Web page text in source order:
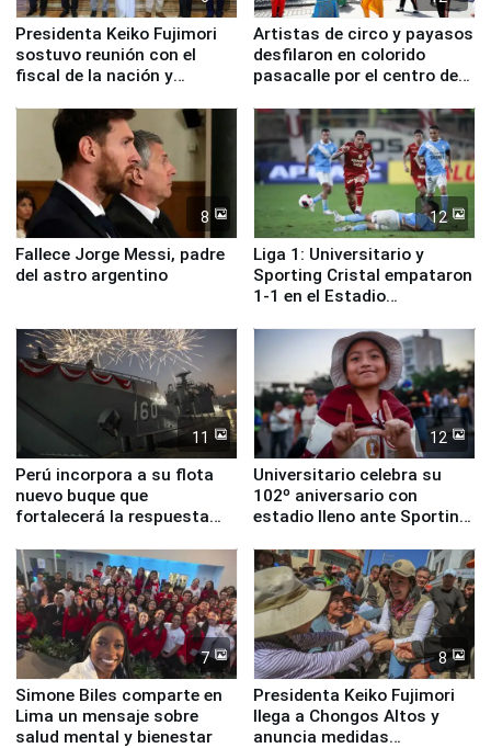
Presidenta Keiko Fujimori
sostuvo reunión con el
fiscal de la nación y
Artistas de circo y payasos
desfilaron en colorido
pasacalle por el centro de
8
Fallece Jorge Messi, padre
del astro argentino
12
Liga 1: Universitario y
Sporting Cristal empataron
1-1 en el Estadio
11
Perú incorpora a su flota
nuevo buque que
fortalecerá la respuesta
12
Universitario celebra su
102º aniversario con
estadio lleno ante Sporting
7
Simone Biles comparte en
Lima un mensaje sobre
salud mental y bienestar
8
Presidenta Keiko Fujimori
llega a Chongos Altos y
anuncia medidas